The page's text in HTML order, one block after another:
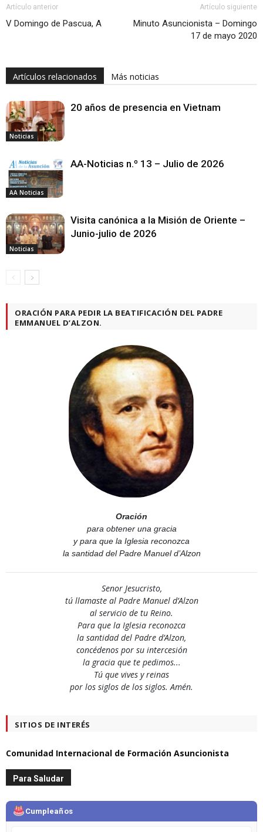
Artículo anterior
V Domingo de Pascua, A
Artículo siguiente
Minuto Asuncionista – Domingo
17 de mayo 2020
Artículos relacionados Más noticias
Noticias
20 años de presencia en Vietnam
AA Noticias
AA-Noticias n.º 13 – Julio de 2026
Noticias
Visita canónica a la Misión de Oriente –
Junio-julio de 2026
ORACIÓN PARA PEDIR LA BEATIFICACIÓN DEL PADRE
EMMANUEL D’ALZON.
Oración
para obtener una gracia
y para que la Iglesia reconozca
la santidad del Padre Manuel d’Alzon
Senor Jesucristo,
tú llamaste al Padre Manuel d’Alzon
al servicio de tu Reino.
Para que la Iglesia reconozca
la santidad del Padre d’Alzon,
concédenos por su intercesión
la gracia que te pedimos...
Tú que vives y reinas
por los siglos de los siglos. Amén.
SITIOS DE INTERÉS
Comunidad Internacional de Formación Asuncionista
Para Saludar
Cumpleaños